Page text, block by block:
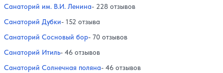
Санаторий им. В.И. Ленина- 228 отзывов
Санаторий Дубки- 152 отзыва
Санаторий Сосновый бор- 70 отзывов
Санаторий Итиль- 46 отзывов
Санаторий Солнечная поляна- 46 отзывов